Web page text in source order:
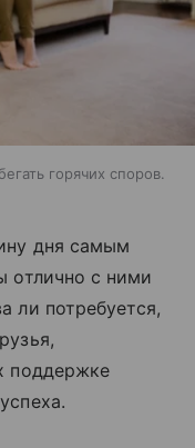
горячих споров.
дня самым
отлично с ними
ли потребуется,
поддержке